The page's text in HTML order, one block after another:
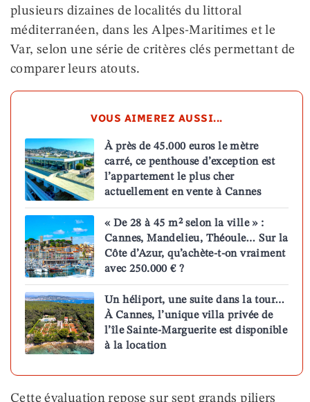
plusieurs dizaines de localités du littoral
méditerranéen, dans les Alpes-Maritimes et le
Var, selon une série de critères clés permettant de
comparer leurs atouts.
VOUS AIMEREZ AUSSI...
À près de 45.000 euros le mètre
carré, ce penthouse d’exception est
l’appartement le plus cher
actuellement en vente à Cannes
« De 28 à 45 m² selon la ville » :
Cannes, Mandelieu, Théoule… Sur la
Côte d’Azur, qu’achète-t-on vraiment
avec 250.000 € ?
Un héliport, une suite dans la tour…
À Cannes, l’unique villa privée de
l’île Sainte-Marguerite est disponible
à la location
Cette évaluation repose sur sept grands piliers